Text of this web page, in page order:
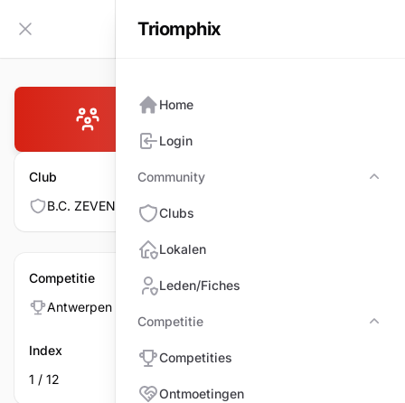
Zijbalk inklappen
B.C. ZEVENBERGEN 1
Club
B.C. ZEVENBERGEN
Competitie
Antwerpen > BWM > Drieband Klein > BWM > Reeks D
Index
1 / 12
Triomphix
Home
Login
Community
Clubs
Lokalen
Leden/Fiches
Competitie
Competities
Ontmoetingen